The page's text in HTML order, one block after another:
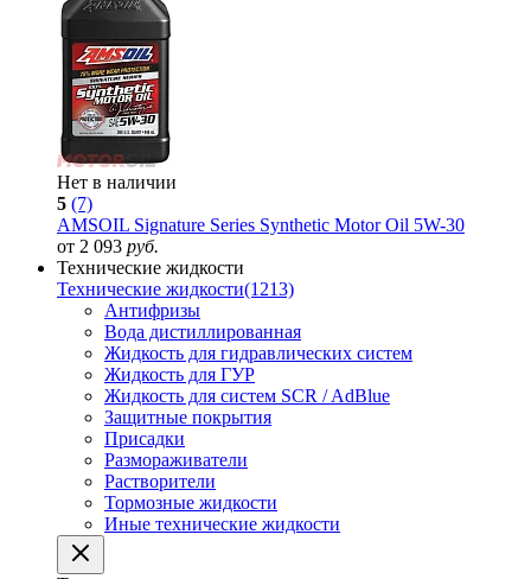
Нет в наличии
5 (7)
AMSOIL Signature Series Synthetic Motor Oil 5W-30
от 2 093 руб.
Технические жидкости
Технические жидкости(1213)
Антифризы
Вода дистиллированная
Жидкость для гидравлических систем
Жидкость для ГУР
Жидкость для систем SCR / AdBlue
Защитные покрытия
Присадки
Размораживатели
Растворители
Тормозные жидкости
Иные технические жидкости